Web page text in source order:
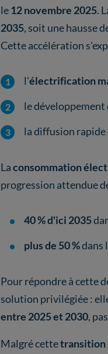
le12 novembre 2025.
2035, soit une hausse
Cette accélération
l'électrification
le développement
la diffusion rapide
Laconsommation
progression attendue
40 % d'ici 2035
plus de 50 %dans
Pour répondre à cette
solution privilégiée :
entre 2025 et 2030,
Malgré cettetransition